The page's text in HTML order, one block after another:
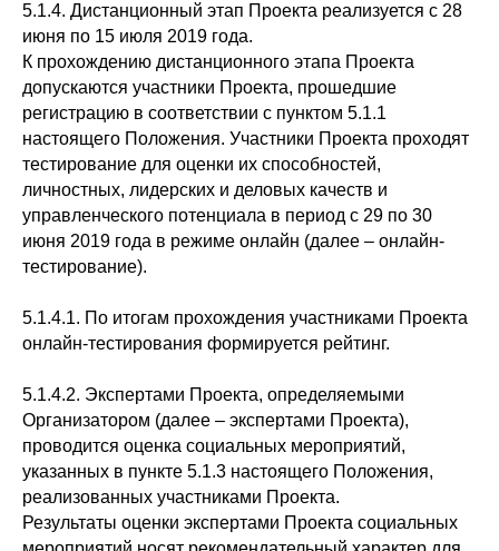
5.1.4. Дистанционный этап Проекта реализуется с 28
июня по 15 июля 2019 года.
К прохождению дистанционного этапа Проекта
допускаются участники Проекта, прошедшие
регистрацию в соответствии с пунктом 5.1.1
настоящего Положения. Участники Проекта проходят
тестирование для оценки их способностей,
личностных, лидерских и деловых качеств и
управленческого потенциала в период с 29 по 30
июня 2019 года в режиме онлайн (далее – онлайн-
тестирование).
5.1.4.1. По итогам прохождения участниками Проекта
онлайн-тестирования формируется рейтинг.
5.1.4.2. Экспертами Проекта, определяемыми
Организатором (далее – экспертами Проекта),
проводится оценка социальных мероприятий,
указанных в пункте 5.1.3 настоящего Положения,
реализованных участниками Проекта.
Результаты оценки экспертами Проекта социальных